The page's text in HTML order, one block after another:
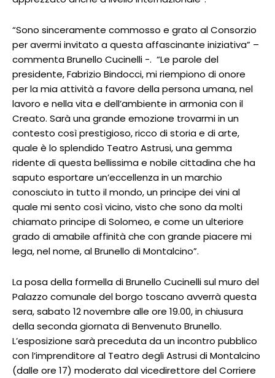
“Sono sinceramente commosso e grato al Consorzio
per avermi invitato a questa affascinante iniziativa” –
commenta Brunello Cucinelli -. “Le parole del
presidente, Fabrizio Bindocci, mi riempiono di onore
per la mia attività a favore della persona umana, nel
lavoro e nella vita e dell’ambiente in armonia con il
Creato. Sarà una grande emozione trovarmi in un
contesto così prestigioso, ricco di storia e di arte,
quale è lo splendido Teatro Astrusi, una gemma
ridente di questa bellissima e nobile cittadina che ha
saputo esportare un’eccellenza in un marchio
conosciuto in tutto il mondo, un principe dei vini al
quale mi sento così vicino, visto che sono da molti
chiamato principe di Solomeo, e come un ulteriore
grado di amabile affinità che con grande piacere mi
lega, nel nome, al Brunello di Montalcino”.
La posa della formella di Brunello Cucinelli sul muro del
Palazzo comunale del borgo toscano avverrà questa
sera, sabato 12 novembre alle ore 19.00, in chiusura
della seconda giornata di Benvenuto Brunello.
L’esposizione sarà preceduta da un incontro pubblico
con l’imprenditore al Teatro degli Astrusi di Montalcino
(dalle ore 17) moderato dal vicedirettore del Corriere